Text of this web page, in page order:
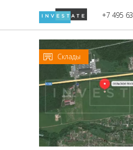
+7 495
Дикси
Верный
Мираторг
Магнолия
В башне
Башня
Запад
Башня
Восток
Город
Северный
Город
Южный блок
Склады